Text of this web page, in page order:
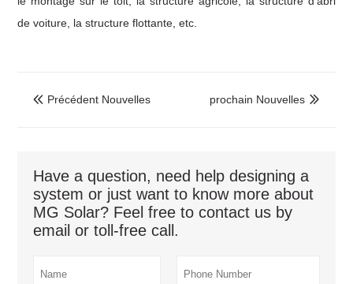
de voiture, la structure flottante, etc.
 Précédent Nouvelles 
prochain Nouvelles
Have a question, need help designing a
system or just want to know more about
MG Solar? Feel free to contact us by
email or toll-free call.